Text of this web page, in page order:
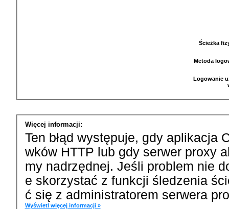
Ścieżka
Metoda
Logowanie
Więcej informacji:
Ten błąd występuje, gdy aplikacja
wków HTTP lub gdy serwer proxy
my nadrzędnej. Jeśli problem nie
e skorzystać z funkcji śledzenia
ć się z administratorem serwera
Wyświetl więcej informacji »